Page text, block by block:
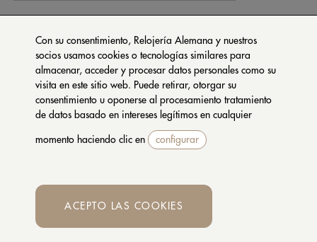
Con su consentimiento, Relojería Alemana y nuestros
socios usamos cookies o tecnologías similares para
almacenar, acceder y procesar datos personales como su
visita en este sitio web. Puede retirar, otorgar su
consentimiento u oponerse al procesamiento tratamiento
de datos basado en intereses legítimos en cualquier
momento haciendo clic en configurar
ACEPTO LAS COOKIES
PATEK PHILIPPE
TUDOR
CARTIER
SETENTA Y NUEVE
© 2026 RELOJERIA ALEMANA